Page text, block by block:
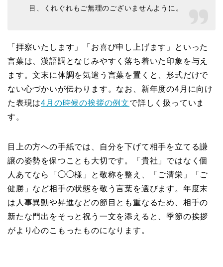
目、くれぐれもご無理のございませんように。
「拝察いたします」「お喜び申し上げます」といった
言葉は、漢語調となじみやすく落ち着いた印象を与え
ます。文末に体調を気遣う言葉を置くと、形式だけで
ない心づかいが伝わります。なお、新年度の4月に向け
た表現は4月の時候の挨拶の例文で詳しく扱っていま
す。
目上の方への手紙では、自分を下げて相手を立てる謙
譲の姿勢を保つことも大切です。「貴社」ではなく個
人あてなら「◯◯様」と敬称を整え、「ご清栄」「ご
健勝」など相手の状態を敬う言葉を選びます。年度末
は人事異動や昇進などの節目とも重なるため、相手の
新たな門出をそっと祝う一文を添えると、季節の挨拶
がより心のこもったものになります。